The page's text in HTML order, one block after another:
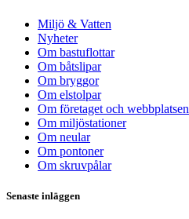
Miljö & Vatten
Nyheter
Om bastuflottar
Om båtslipar
Om bryggor
Om elstolpar
Om företaget och webbplatsen
Om miljöstationer
Om neular
Om pontoner
Om skruvpålar
Senaste inläggen